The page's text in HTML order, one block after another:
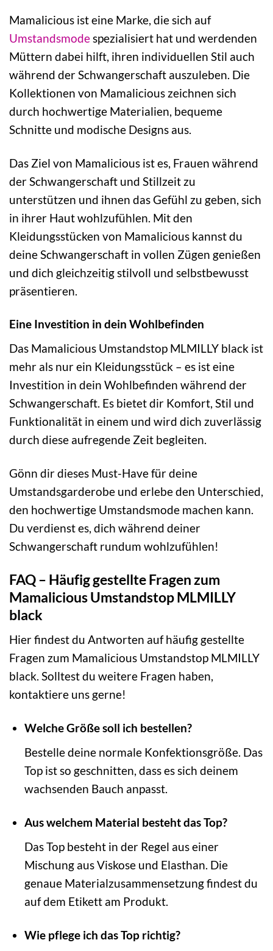
Mamalicious ist eine Marke, die sich auf
Umstandsmode spezialisiert hat und werdenden
Müttern dabei hilft, ihren individuellen Stil auch
während der Schwangerschaft auszuleben. Die
Kollektionen von Mamalicious zeichnen sich
durch hochwertige Materialien, bequeme
Schnitte und modische Designs aus.
Das Ziel von Mamalicious ist es, Frauen während
der Schwangerschaft und Stillzeit zu
unterstützen und ihnen das Gefühl zu geben, sich
in ihrer Haut wohlzufühlen. Mit den
Kleidungsstücken von Mamalicious kannst du
deine Schwangerschaft in vollen Zügen genießen
und dich gleichzeitig stilvoll und selbstbewusst
präsentieren.
Eine Investition in dein Wohlbefinden
Das Mamalicious Umstandstop MLMILLY black ist
mehr als nur ein Kleidungsstück – es ist eine
Investition in dein Wohlbefinden während der
Schwangerschaft. Es bietet dir Komfort, Stil und
Funktionalität in einem und wird dich zuverlässig
durch diese aufregende Zeit begleiten.
Gönn dir dieses Must-Have für deine
Umstandsgarderobe und erlebe den Unterschied,
den hochwertige Umstandsmode machen kann.
Du verdienst es, dich während deiner
Schwangerschaft rundum wohlzufühlen!
FAQ – Häufig gestellte Fragen zum
Mamalicious Umstandstop MLMILLY
black
Hier findest du Antworten auf häufig gestellte
Fragen zum Mamalicious Umstandstop MLMILLY
black. Solltest du weitere Fragen haben,
kontaktiere uns gerne!
Welche Größe soll ich bestellen?
Bestelle deine normale Konfektionsgröße. Das
Top ist so geschnitten, dass es sich deinem
wachsenden Bauch anpasst.
Aus welchem Material besteht das Top?
Das Top besteht in der Regel aus einer
Mischung aus Viskose und Elasthan. Die
genaue Materialzusammensetzung findest du
auf dem Etikett am Produkt.
Wie pflege ich das Top richtig?